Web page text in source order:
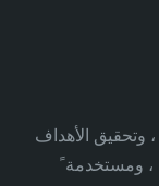
وتحقيق الأهداف
، ومستخدمة